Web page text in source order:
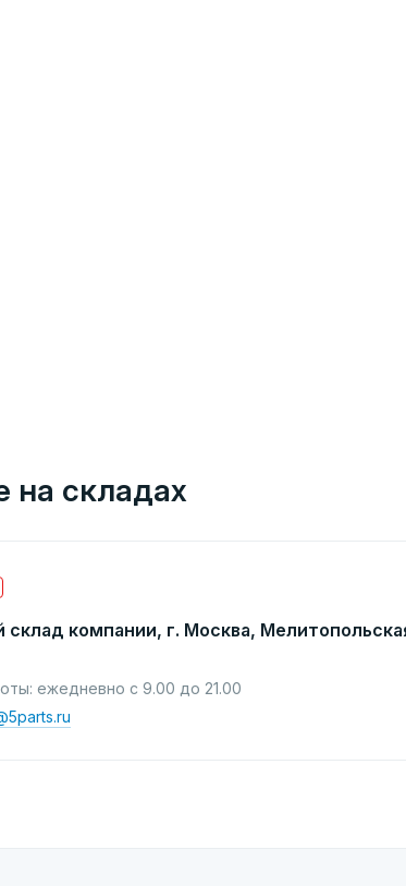
на складах
склад компании, г. Москва,
ежедневно с 9.00 до 21.00